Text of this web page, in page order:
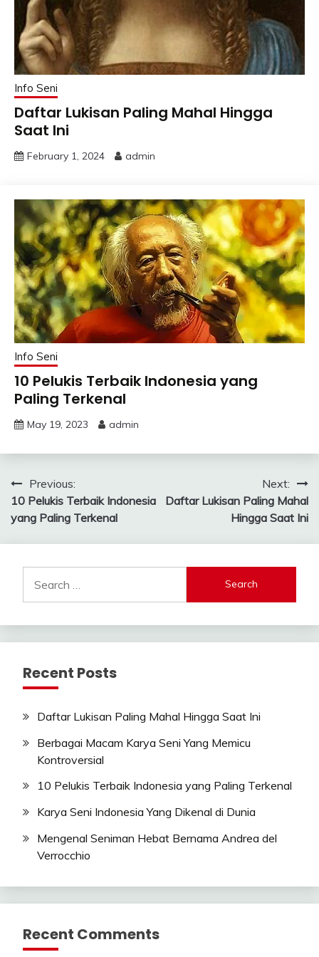
Info Seni
Daftar Lukisan Paling Mahal Hingga
Saat Ini
February 1, 2024 admin
Info Seni
10 Pelukis Terbaik Indonesia yang
Paling Terkenal
May 19, 2023 admin
Post
navigation
Previous:
10 Pelukis Terbaik Indonesia
yang Paling Terkenal
Next:
Daftar Lukisan Paling Mahal
Hingga Saat Ini
for:
Recent Posts
Daftar Lukisan Paling Mahal Hingga Saat Ini
Berbagai Macam Karya Seni Yang Memicu
Kontroversial
10 Pelukis Terbaik Indonesia yang Paling Terkenal
Karya Seni Indonesia Yang Dikenal di Dunia
Mengenal Seniman Hebat Bernama Andrea del
Verrocchio
Recent Comments